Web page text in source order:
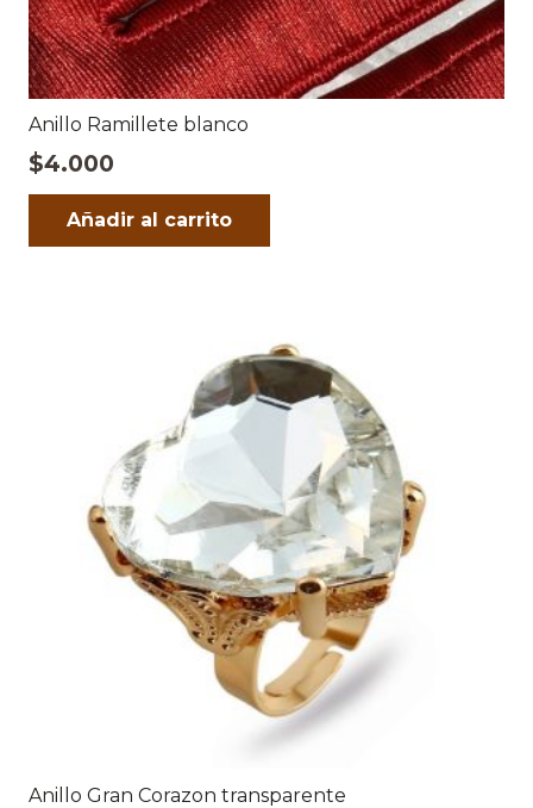
Anillo Ramillete blanco
$4.000
Añadir al carrito
Anillo Gran Corazon transparente